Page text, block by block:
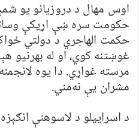
اوس مهال د دروزیانو یو
حکومت سره ښې اړیکې
حکمت الهاجري د دولتي
غوښتنه کوي، او له بهرنیو
مرسته غواړي. دا یوه
مشران یې نه‌مني.
د اسراییلو د لاسوهنې